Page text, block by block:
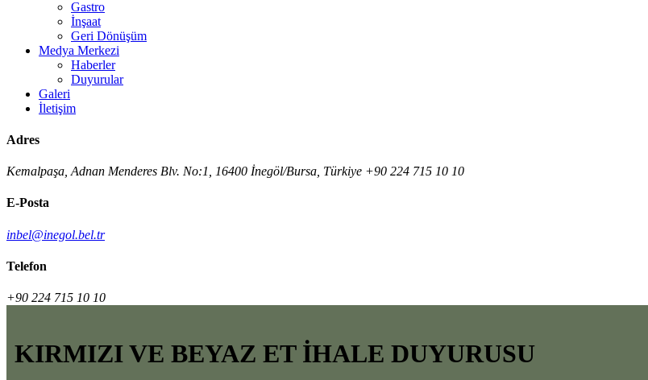
Gastro
İnşaat
Geri Dönüşüm
Medya Merkezi
Haberler
Duyurular
Galeri
İletişim
Adres
Kemalpaşa, Adnan Menderes Blv. No:1, 16400 İnegöl/Bursa, Türkiye +90 224 715 10 10
E-Posta
inbel@inegol.bel.tr
Telefon
+90 224 715 10 10
KIRMIZI VE BEYAZ ET İHALE DUYURUSU